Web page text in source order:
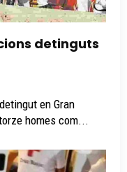
detinguts
homes com...